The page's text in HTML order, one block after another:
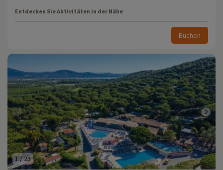
Entdecken Sie Aktivitäten in der Nähe
Buchen
1 /23